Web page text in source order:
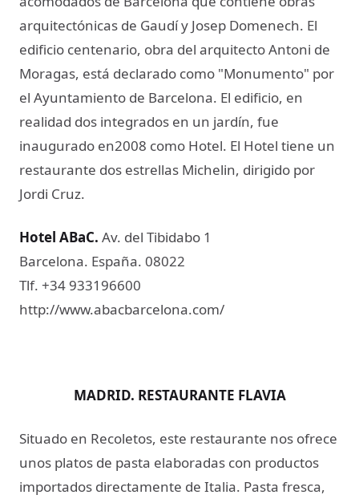
arquitectónicas de Gaudí y Josep Domenech. El
edificio centenario, obra del arquitecto Antoni de
Moragas, está declarado como "Monumento" por
el Ayuntamiento de Barcelona. El edificio, en
realidad dos integrados en un jardín, fue
inaugurado en2008 como Hotel. El Hotel tiene un
restaurante dos estrellas Michelin, dirigido por
Jordi Cruz.
Hotel ABaC​. Av. del Tibidabo 1
Barcelona. España. 08022
Tlf. +34 933196600
http://www.abacbarcelona.com/
MADRID. RESTAURANTE FLAVIA
Situado en Recoletos, este restaurante nos ofrece
unos platos de pasta elaboradas con productos
importados directamente de Italia. Pasta fresca,